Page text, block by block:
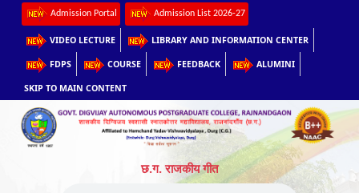
Admission Portal Admission List 2026-27
VIDEO LECTURE LIBRARY AND INFORMATION CENTER
FDPS COURSE FEEDBACK ALUMINI
SKIP TO MAIN CONTENT
छ.ग. राजकीय गीत